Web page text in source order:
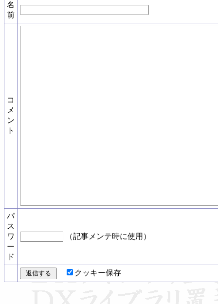
名
前
コ
メ
ン
ト
パ
ス
ワ
ー
ド
（記事メンテ時に使用）
クッキー保存